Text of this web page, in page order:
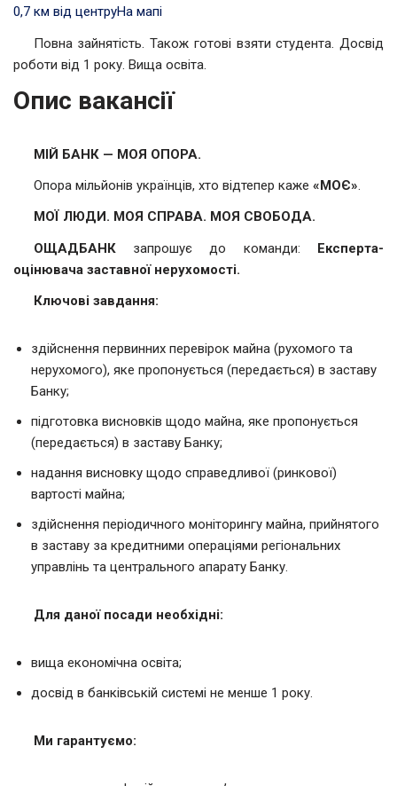
0,7 км від центруНа мапі
Повна зайнятість. Також готові взяти студента. Досвід
роботи від 1 року. Вища освіта.
Опис вакансії
МІЙ БАНК — МОЯ ОПОРА.
Опора мільйонів українців, хто відтепер каже «МОЄ».
МОЇ ЛЮДИ. МОЯ СПРАВА. МОЯ СВОБОДА.
ОЩАДБАНКзапрошує до команди: Експерта-
оцінювача заставної нерухомості.
Ключові завдання:
здійснення первинних перевірок майна (рухомого та
нерухомого), яке пропонується (передається) в заставу
Банку;
підготовка висновків щодо майна, яке пропонується
(передається) в заставу Банку;
надання висновку щодо справедливої (ринкової)
вартості майна;
здійснення періодичного моніторингу майна, прийнятого
в заставу за кредитними операціями регіональних
управлінь та центрального апарату Банку.
Для даної посади необхідні:
вища економічна освіта;
досвід в банківській системі не менше 1 року.
Ми гарантуємо: